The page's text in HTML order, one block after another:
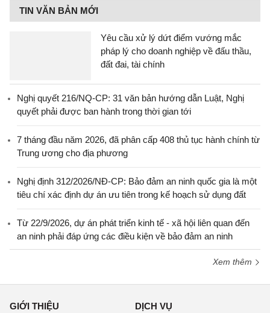
TIN VĂN BẢN MỚI
Yêu cầu xử lý dứt điểm vướng mắc
pháp lý cho doanh nghiệp về đấu thầu,
đất đai, tài chính
Nghị quyết 216/NQ-CP: 31 văn bản hướng dẫn Luật, Nghị
quyết phải được ban hành trong thời gian tới
7 tháng đầu năm 2026, đã phân cấp 408 thủ tục hành chính từ
Trung ương cho địa phương
Nghị định 312/2026/NĐ-CP: Bảo đảm an ninh quốc gia là một
tiêu chí xác định dự án ưu tiên trong kế hoạch sử dụng đất
Từ 22/9/2026, dự án phát triển kinh tế - xã hội liên quan đến
an ninh phải đáp ứng các điều kiện về bảo đảm an ninh
Xem thêm
GIỚI THIỆU DỊCH VỤ